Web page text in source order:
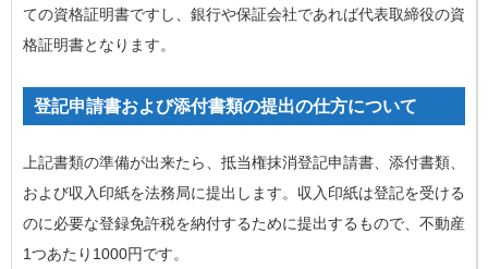
ての資格証明書ですし、銀行や保証会社であれば代表取締役の資
格証明書となります。
登記申請書および添付書類の提出の仕方について
上記書類の準備が出来たら、抵当権抹消登記申請書、添付書類、
および収入印紙を法務局に提出します。収入印紙は登記を受ける
のに必要な登録免許税を納付するために提出するもので、不動産
1つあたり1000円です。